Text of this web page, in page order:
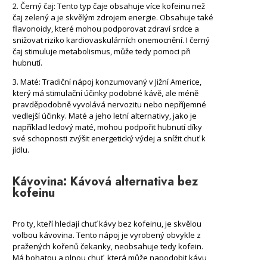
2. Černý čaj: Tento typ čaje obsahuje více kofeinu než
čaj zelený a je skvělým zdrojem energie. Obsahuje také
flavonoidy, které mohou podporovat zdraví srdce a
snižovat riziko kardiovaskulárních onemocnění. I černý
čaj stimuluje metabolismus, může tedy pomoci při
hubnutí.
3. Maté: Tradiční nápoj konzumovaný v Jižní Americe,
který má stimulační účinky podobné kávě, ale méně
pravděpodobně vyvolává nervozitu nebo nepříjemné
vedlejší účinky. Maté a jeho letní alternativy, jako je
například ledový maté, mohou podpořit hubnutí díky
své schopnosti zvýšit energetický výdej a snížit chuť k
jídlu.
Kávovina: Kávová alternativa bez
kofeinu
Pro ty, kteří hledají chuť kávy bez kofeinu, je skvělou
volbou kávovina. Tento nápoj je vyrobený obvykle z
pražených kořenů čekanky, neobsahuje tedy kofein.
Má bohatou a plnou chuť, která může napodobit kávu,